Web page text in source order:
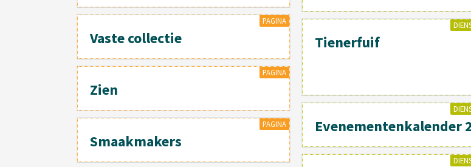
PAGINA
Vaste collectie
PAGINA
Zien
PAGINA
Smaakmakers
Tienerfuif
Evenementenkalender